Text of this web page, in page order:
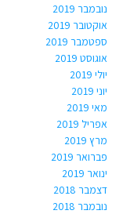
נובמבר 2019
אוקטובר 2019
ספטמבר 2019
אוגוסט 2019
יולי 2019
יוני 2019
מאי 2019
אפריל 2019
מרץ 2019
פברואר 2019
ינואר 2019
דצמבר 2018
נובמבר 2018